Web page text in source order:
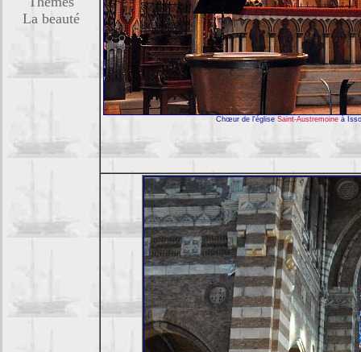
La beauté
Chœur de l'église Saint-Austremoine à